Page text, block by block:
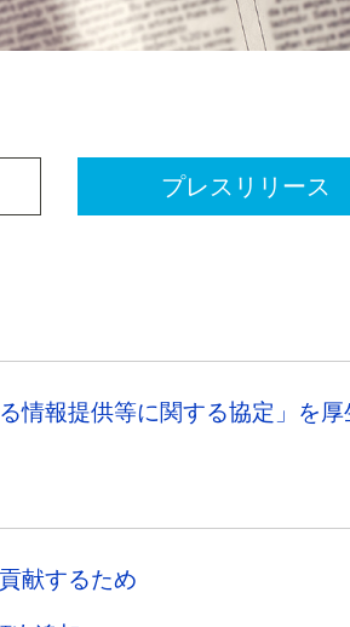
プレスリリース
情報提供等に関する協定」を
献するため